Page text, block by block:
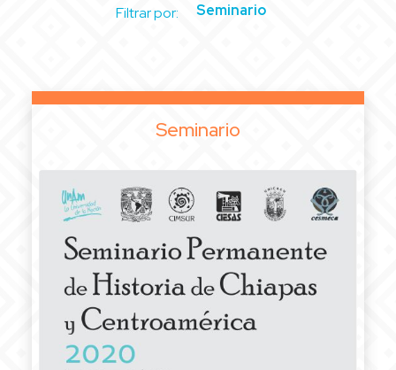
Filtrar por: Seminario
Seminario